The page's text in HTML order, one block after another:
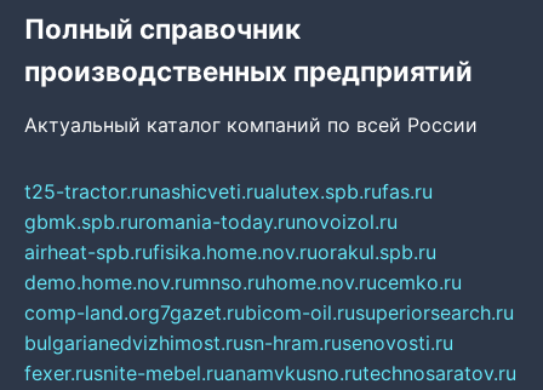
Полный справочник
производственных предприятий
Актуальный каталог компаний по всей России
t25-tractor.runashicveti.rualutex.spb.rufas.ru
gbmk.spb.ruromania-today.runovoizol.ru
airheat-spb.rufisika.home.nov.ruorakul.spb.ru
demo.home.nov.rumnso.ruhome.nov.rucemko.ru
comp-land.org7gazet.rubicom-oil.rusuperiorsearch.ru
bulgarianedvizhimost.rusn-hram.rusenovosti.ru
fexer.rusnite-mebel.ruanamvkusno.rutechnosaratov.ru